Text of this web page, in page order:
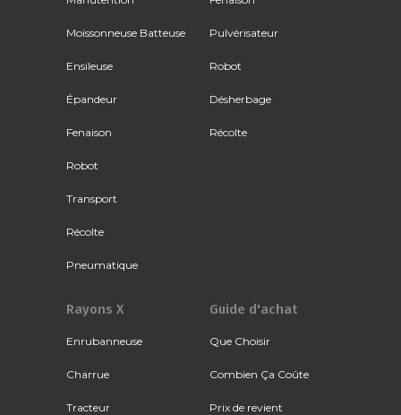
Moissonneuse Batteuse
Ensileuse
Épandeur
Fenaison
Robot
Transport
Récolte
Pneumatique
Pulvérisateur
Robot
Désherbage
Récolte
Rayons X
Enrubanneuse
Charrue
Tracteur
Guide d'achat
Que Choisir
Combien Ça Coûte
Prix de revient